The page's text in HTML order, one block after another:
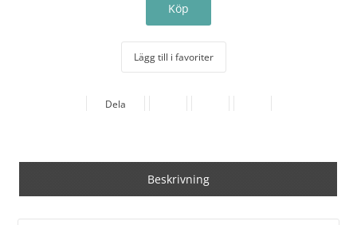
Lägg till i favoriter
Dela
Beskrivning